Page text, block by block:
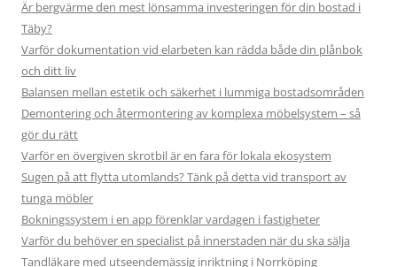
Är bergvärme den mest lönsamma investeringen för din bostad i
Täby?
Varför dokumentation vid elarbeten kan rädda både din plånbok
och ditt liv
Balansen mellan estetik och säkerhet i lummiga bostadsområden
Demontering och återmontering av komplexa möbelsystem – så
gör du rätt
Varför en övergiven skrotbil är en fara för lokala ekosystem
Sugen på att flytta utomlands? Tänk på detta vid transport av
tunga möbler
Bokningssystem i en app förenklar vardagen i fastigheter
Varför du behöver en specialist på innerstaden när du ska sälja
Tandläkare med utseendemässig inriktning i Norrköping